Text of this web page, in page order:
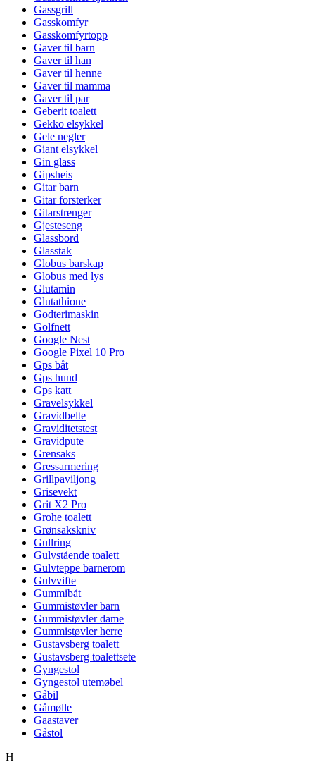
Gassgrill
Gasskomfyr
Gasskomfyrtopp
Gaver til barn
Gaver til han
Gaver til henne
Gaver til mamma
Gaver til par
Geberit toalett
Gekko elsykkel
Gele negler
Giant elsykkel
Gin glass
Gipsheis
Gitar barn
Gitar forsterker
Gitarstrenger
Gjesteseng
Glassbord
Glasstak
Globus barskap
Globus med lys
Glutamin
Glutathione
Godterimaskin
Golfnett
Google Nest
Google Pixel 10 Pro
Gps båt
Gps hund
Gps katt
Gravelsykkel
Gravidbelte
Graviditetstest
Gravidpute
Grensaks
Gressarmering
Grillpaviljong
Grisevekt
Grit X2 Pro
Grohe toalett
Grønsakskniv
Gullring
Gulvstående toalett
Gulvteppe barnerom
Gulvvifte
Gummibåt
Gummistøvler barn
Gummistøvler dame
Gummistøvler herre
Gustavsberg toalett
Gustavsberg toalettsete
Gyngestol
Gyngestol utemøbel
Gåbil
Gåmølle
Gaastaver
Gåstol
H